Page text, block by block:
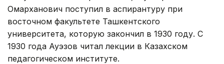
Омарханович поступил в аспирантуру при
восточном факультете Ташкентского
университета, которую закончил в 1930 году. С
1930 года Ауэзов читал лекции в Казахском
педагогическом институте.